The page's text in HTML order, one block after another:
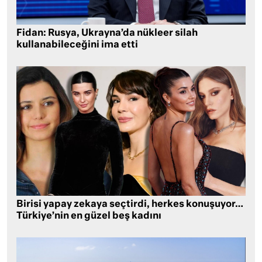
Fidan: Rusya, Ukrayna’da nükleer silah
kullanabileceğini ima etti
Birisi yapay zekaya seçtirdi, herkes konuşuyor…
Türkiye’nin en güzel beş kadını